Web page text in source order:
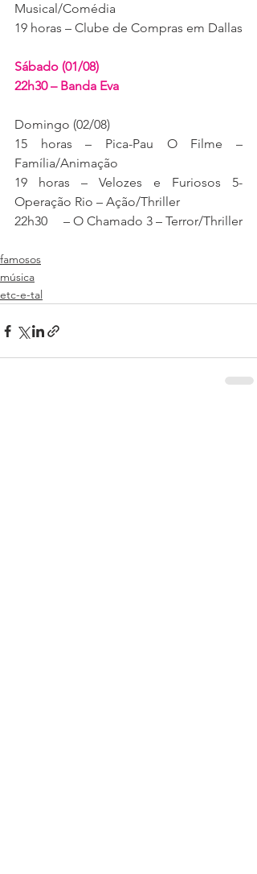
Musical/Comédia
19 horas – Clube de Compras em Dallas
Sábado (01/08)
22h30 – Banda Eva
Domingo (02/08)
15 horas – Pica-Pau O Filme –
Família/Animação
19 horas – Velozes e Furiosos 5-
Operação Rio – Ação/Thriller
22h30     – O Chamado 3 – Terror/Thriller
famosos
música
etc-e-tal